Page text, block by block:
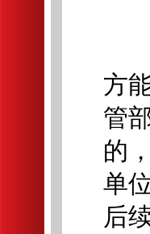
选
方
管
的
单
后